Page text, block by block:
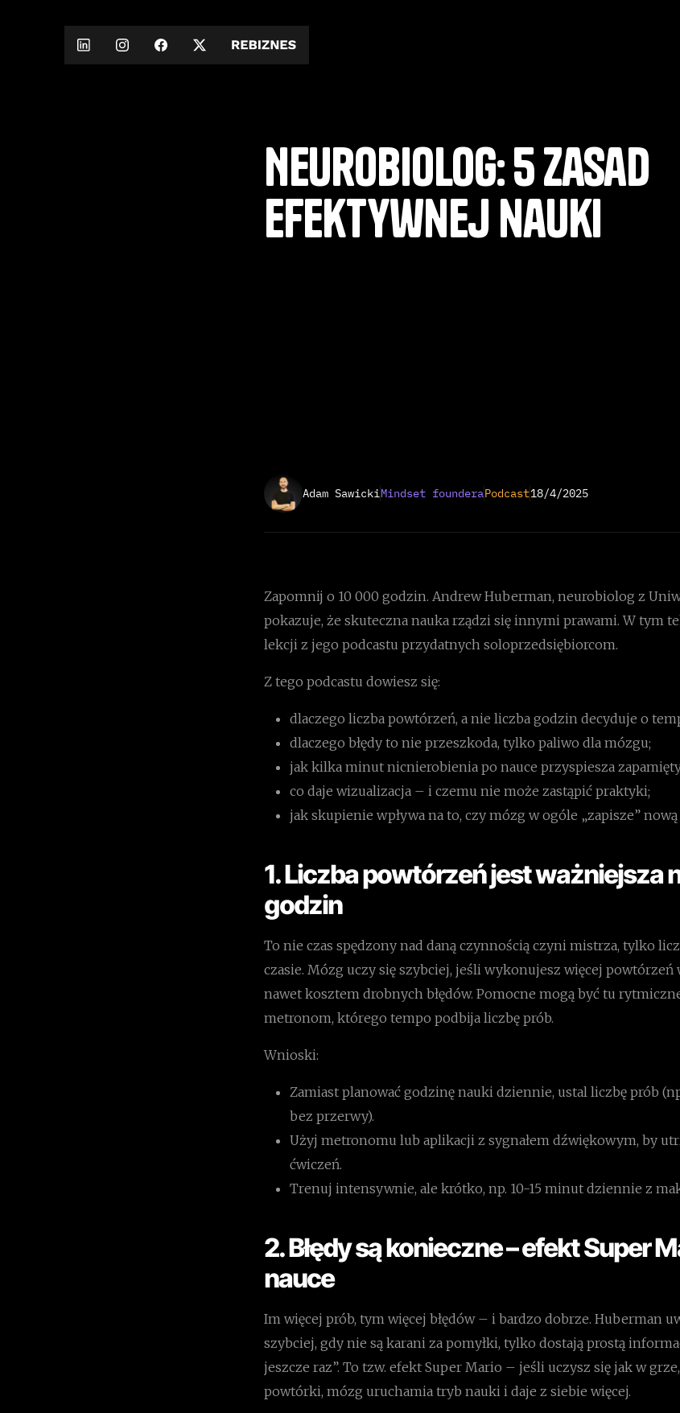
Neurobiolog: 5 zasad
efektywnej nauki
Adam SawickiMindset founderaPodcast18/4/2025
Zapomnij o 10 000 godzin. Andrew Huberman, neurobiolog z
pokazuje, że skuteczna nauka rządzi się innymi prawami. W tym
lekcji z jego podcastu przydatnych soloprzedsiębiorcom.
Z tego podcastu dowiesz się:
dlaczego liczba powtórzeń, a nie liczba godzin decyduje o
dlaczego błędy to nie przeszkoda, tylko paliwo dla mózgu;
jak kilka minut nicnierobienia po nauce przyspiesza
co daje wizualizacja – i czemu nie może zastąpić praktyki;
jak skupienie wpływa na to, czy mózg w ogóle „zapisze” nową
1. Liczba powtórzeń jest ważniejsza
godzin
To nie czas spędzony nad daną czynnością czyni mistrza, tylko
czasie. Mózg uczy się szybciej, jeśli wykonujesz więcej powtórzeń
nawet kosztem drobnych błędów. Pomocne mogą być tu
metronom, którego tempo podbija liczbę prób.
Wnioski:
Zamiast planować godzinę nauki dziennie, ustal liczbę prób
bez przerwy).
Użyj metronomu lub aplikacji z sygnałem dźwiękowym, by
ćwiczeń.
Trenuj intensywnie, ale krótko, np. 10-15 minut dziennie z
2. Błędy są konieczne – efekt Super
nauce
Im więcej prób, tym więcej błędów – i bardzo dobrze. Huberman
szybciej, gdy nie są karani za pomyłki, tylko dostają prostą
jeszcze raz”. To tzw. efekt Super Mario – jeśli uczysz się jak w
powtórki, mózg uruchamia tryb nauki i daje z siebie więcej.